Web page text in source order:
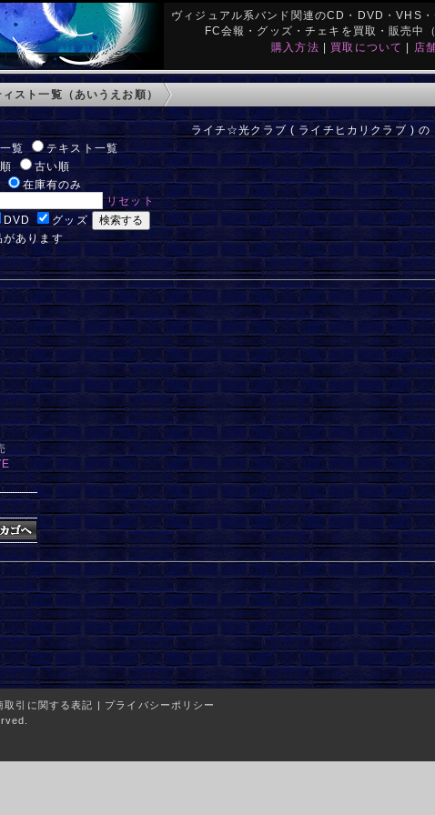
ヴィジュアル系バンド関連のCD・DVD・VHS・
FC会報・グッズ・チェキを買取・販売中
購入方法 | 買取について | 店
スト一覧（あいうえお順）
ライチ☆光クラブ ( ライチヒカリクラブ ) の
覧
テキスト一覧
古い順
在庫有のみ
リセット
DVD
グッズ
があります
取引に関する表記 | プライバシーポリシー